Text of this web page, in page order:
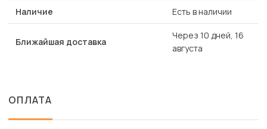
Наличие Есть в наличии
Ближайшая доставка
Через 10 дней, 16
августа
ОПЛАТА